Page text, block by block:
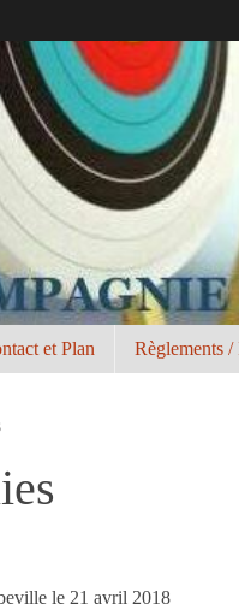
et Plan Règlements
le 21 avril 2018